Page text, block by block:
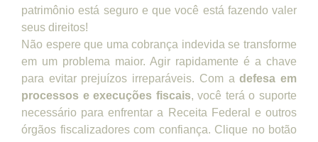
patrimônio está seguro e que você está fazendo valer
seus direitos!
Não espere que uma cobrança indevida se transforme
em um problema maior. Agir rapidamente é a chave
para evitar prejuízos irreparáveis. Com adefesa em
processos e execuções fiscais, você terá o suporte
necessário para enfrentar a Receita Federal e outros
órgãos fiscalizadores com confiança. Clique no botão